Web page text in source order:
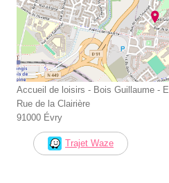
Accueil de loisirs - Bois Guillaume -
Rue de la Clairière
91000 Évry
Trajet Waze